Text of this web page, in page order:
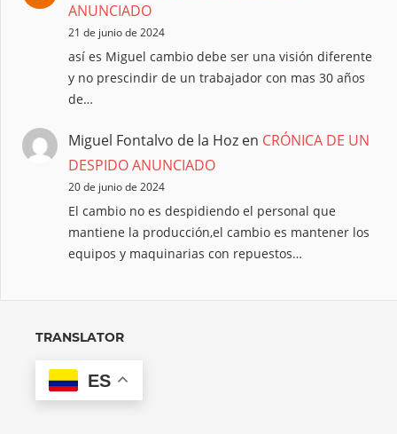
ANUNCIADO
21 de junio de 2024
así es Miguel cambio debe ser una visión diferente
y no prescindir de un trabajador con mas 30 años
de…
Miguel Fontalvo de la Hoz en CRÓNICA DE UN
DESPIDO ANUNCIADO
20 de junio de 2024
El cambio no es despidiendo el personal que
mantiene la producción,el cambio es mantener los
equipos y maquinarias con repuestos…
TRANSLATOR
ES